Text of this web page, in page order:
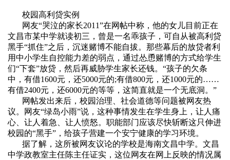
校园高利贷实例
网友“哭泣的家长2011”在网帖中称，他的女儿目前正在
文昌市某中学就读初三，曾是一名乖孩子，可自从被高利贷
黑手“抓住”之后，沉迷赌博不能自拔。那些幕后的放贷者利
用中小学生自控能力差的弱点，通过怂恿赌博的方式给学生
们“下套”放贷，然后再威胁学生家长还钱。 “孩子的欠条
中，有借1600元，还5000元的;有借800元，还1000元的……
有借2400元，还6000元的等等，这简直就是一个无底洞。 ”
网帖发出来后，校园治理、社会道德等问题被网友热
议。网友“绿岛小雨”说，这种事情发生在学生身上，让人痛
心、让人着急、让人愤怒。职能部门应该尽快斩断这只伸进
校园的“黑手”，给孩子营建一个安宁健康的学习环境。
据了解，这所被网友议论的学校是海南文昌中学。文昌
中学政教室主任陈主任证实，这位网友在网上反映的情况属